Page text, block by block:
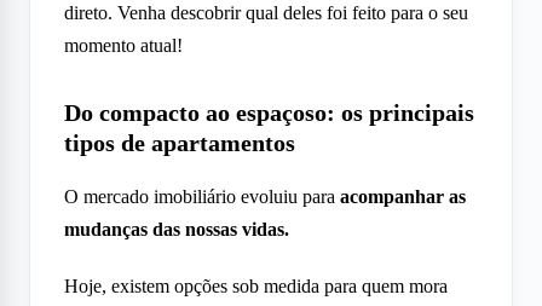
direto. Venha descobrir qual deles foi feito para o seu
momento atual!
Do compacto ao espaçoso: os principais
tipos de apartamentos
O mercado imobiliário evoluiu para acompanhar as
mudanças das nossas vidas.
Hoje, existem opções sob medida para quem mora